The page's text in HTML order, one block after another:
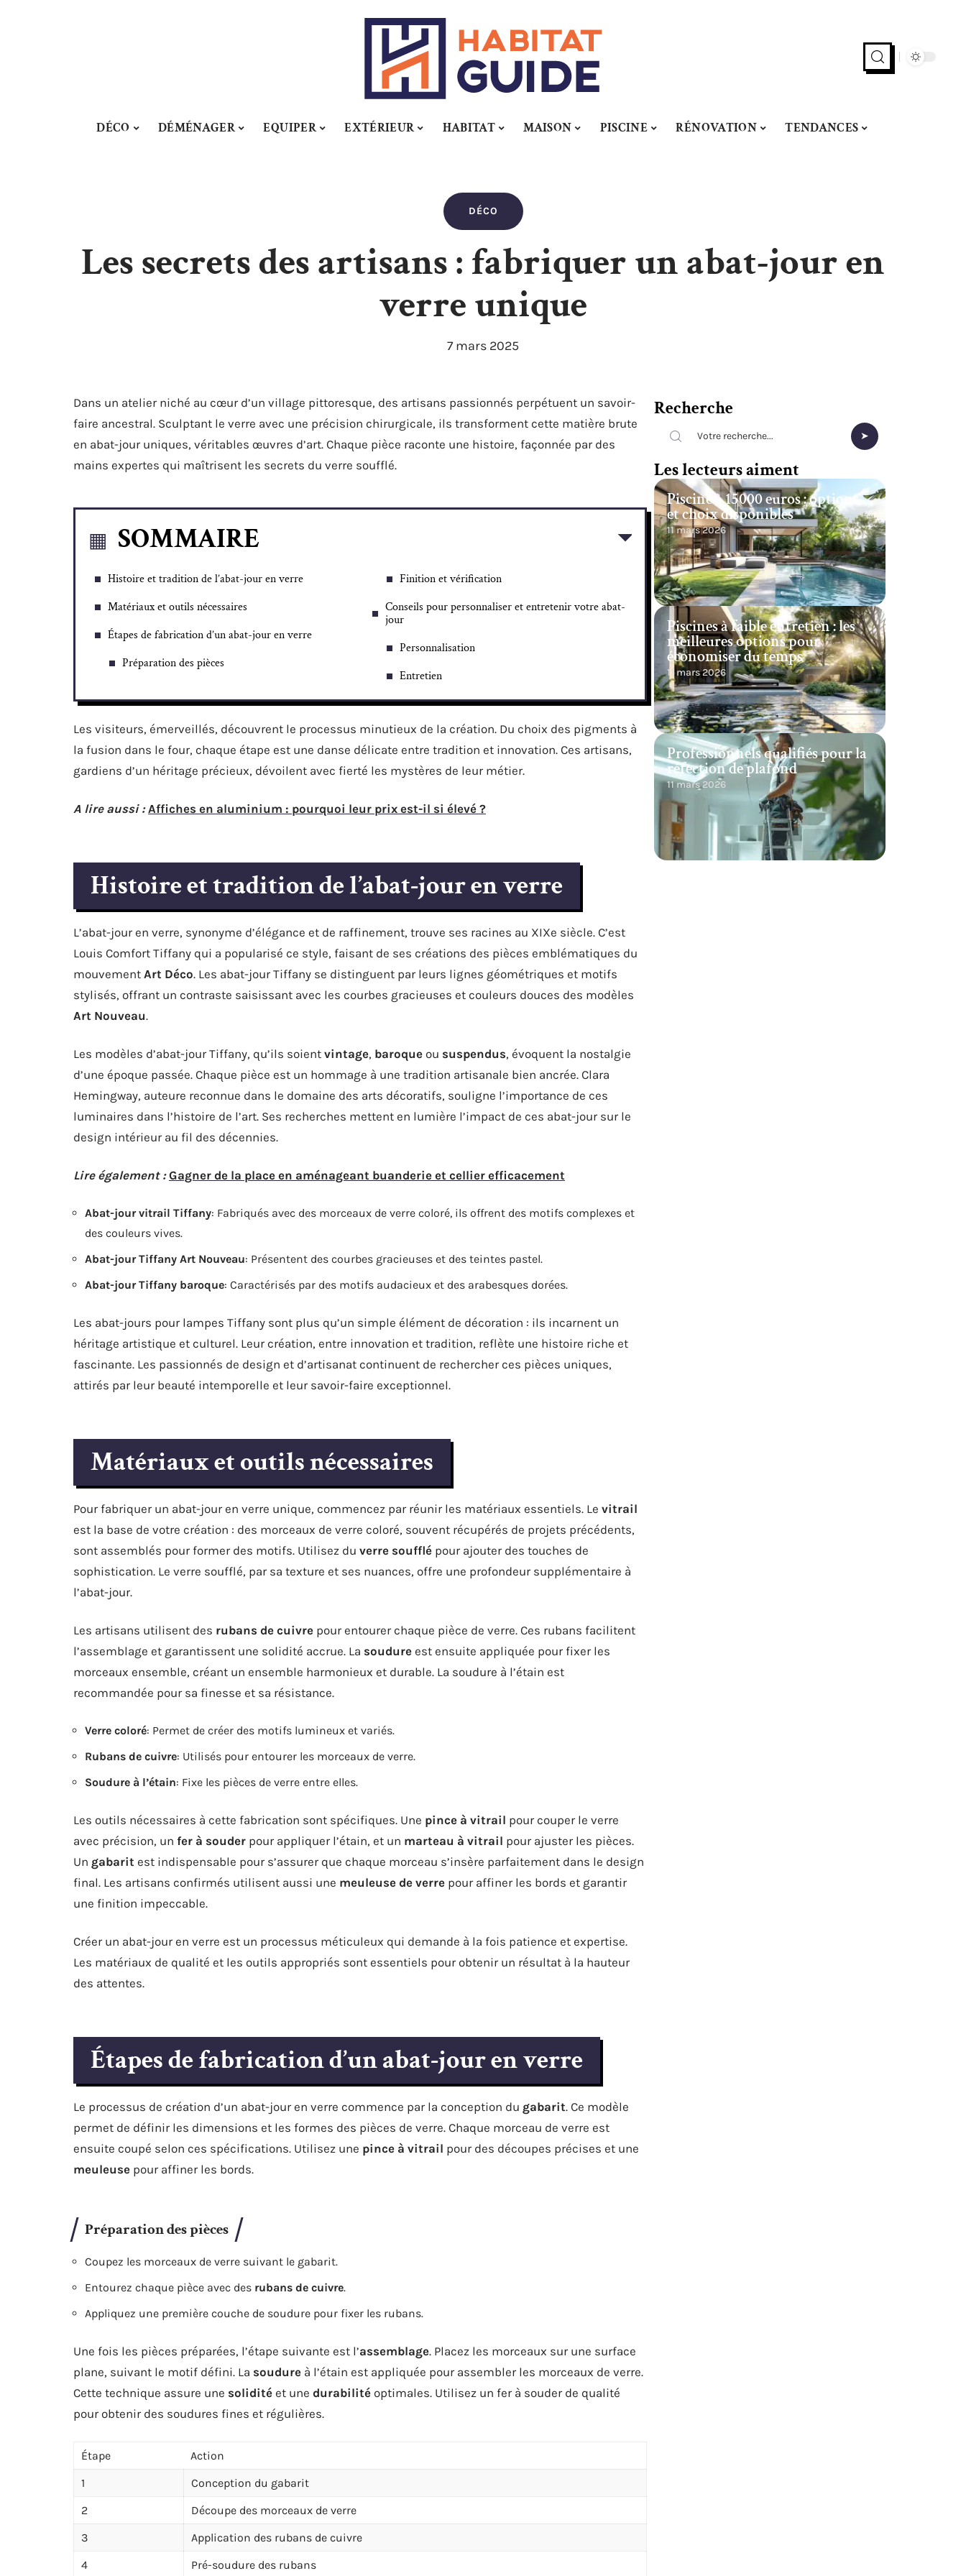
DÉCO DÉMÉNAGER EQUIPER EXTÉRIEUR HABITAT MAISON PISCINE RÉNOVATION TENDANCES
DÉCO
Les secrets des artisans : fabriquer un abat-jour en
verre unique
7 mars 2025
Dans un atelier niché au cœur d’un village pittoresque, des artisans passionnés perpétuent un savoir-
faire ancestral. Sculptant le verre avec une précision chirurgicale, ils transforment cette matière brute
en abat-jour uniques, véritables œuvres d’art. Chaque pièce raconte une histoire, façonnée par des
mains expertes qui maîtrisent les secrets du verre soufflé.
SOMMAIRE
Histoire et tradition de l’abat-jour en verre
Matériaux et outils nécessaires
Étapes de fabrication d’un abat-jour en verre
Préparation des pièces
Finition et vérification
Conseils pour personnaliser et entretenir votre abat-
jour
Personnalisation
Entretien
Les visiteurs, émerveillés, découvrent le processus minutieux de la création. Du choix des pigments à
la fusion dans le four, chaque étape est une danse délicate entre tradition et innovation. Ces artisans,
gardiens d’un héritage précieux, dévoilent avec fierté les mystères de leur métier.
A lire aussi : Affiches en aluminium : pourquoi leur prix est-il si élevé ?
Histoire et tradition de l’abat-jour en verre
L’abat-jour en verre, synonyme d’élégance et de raffinement, trouve ses racines au XIXe siècle. C’est
Louis Comfort Tiffany qui a popularisé ce style, faisant de ses créations des pièces emblématiques du
mouvement Art Déco. Les abat-jour Tiffany se distinguent par leurs lignes géométriques et motifs
stylisés, offrant un contraste saisissant avec les courbes gracieuses et couleurs douces des modèles
Art Nouveau.
Les modèles d’abat-jour Tiffany, qu’ils soient vintage, baroque ou suspendus, évoquent la nostalgie
d’une époque passée. Chaque pièce est un hommage à une tradition artisanale bien ancrée. Clara
Hemingway, auteure reconnue dans le domaine des arts décoratifs, souligne l’importance de ces
luminaires dans l’histoire de l’art. Ses recherches mettent en lumière l’impact de ces abat-jour sur le
design intérieur au fil des décennies.
Lire également : Gagner de la place en aménageant buanderie et cellier efficacement
Abat-jour vitrail Tiffany: Fabriqués avec des morceaux de verre coloré, ils offrent des motifs complexes et
des couleurs vives.
Abat-jour Tiffany Art Nouveau: Présentent des courbes gracieuses et des teintes pastel.
Abat-jour Tiffany baroque: Caractérisés par des motifs audacieux et des arabesques dorées.
Les abat-jours pour lampes Tiffany sont plus qu’un simple élément de décoration : ils incarnent un
héritage artistique et culturel. Leur création, entre innovation et tradition, reflète une histoire riche et
fascinante. Les passionnés de design et d’artisanat continuent de rechercher ces pièces uniques,
attirés par leur beauté intemporelle et leur savoir-faire exceptionnel.
Matériaux et outils nécessaires
Pour fabriquer un abat-jour en verre unique, commencez par réunir les matériaux essentiels. Le vitrail
est la base de votre création : des morceaux de verre coloré, souvent récupérés de projets précédents,
sont assemblés pour former des motifs. Utilisez du verre soufflé pour ajouter des touches de
sophistication. Le verre soufflé, par sa texture et ses nuances, offre une profondeur supplémentaire à
l’abat-jour.
Les artisans utilisent des rubans de cuivre pour entourer chaque pièce de verre. Ces rubans facilitent
l’assemblage et garantissent une solidité accrue. La soudure est ensuite appliquée pour fixer les
morceaux ensemble, créant un ensemble harmonieux et durable. La soudure à l’étain est
recommandée pour sa finesse et sa résistance.
Verre coloré: Permet de créer des motifs lumineux et variés.
Rubans de cuivre: Utilisés pour entourer les morceaux de verre.
Soudure à l’étain: Fixe les pièces de verre entre elles.
Les outils nécessaires à cette fabrication sont spécifiques. Une pince à vitrail pour couper le verre
avec précision, un fer à souder pour appliquer l’étain, et un marteau à vitrail pour ajuster les pièces.
Un gabarit est indispensable pour s’assurer que chaque morceau s’insère parfaitement dans le design
final. Les artisans confirmés utilisent aussi une meuleuse de verre pour affiner les bords et garantir
une finition impeccable.
Créer un abat-jour en verre est un processus méticuleux qui demande à la fois patience et expertise.
Les matériaux de qualité et les outils appropriés sont essentiels pour obtenir un résultat à la hauteur
des attentes.
Étapes de fabrication d’un abat-jour en verre
Le processus de création d’un abat-jour en verre commence par la conception du gabarit. Ce modèle
permet de définir les dimensions et les formes des pièces de verre. Chaque morceau de verre est
ensuite coupé selon ces spécifications. Utilisez une pince à vitrail pour des découpes précises et une
meuleuse pour affiner les bords.
Préparation des pièces
Coupez les morceaux de verre suivant le gabarit.
Entourez chaque pièce avec des rubans de cuivre.
Appliquez une première couche de soudure pour fixer les rubans.
Une fois les pièces préparées, l’étape suivante est l’assemblage. Placez les morceaux sur une surface
plane, suivant le motif défini. La soudure à l’étain est appliquée pour assembler les morceaux de verre.
Cette technique assure une solidité et une durabilité optimales. Utilisez un fer à souder de qualité
pour obtenir des soudures fines et régulières.
Étape
Action
1
Conception du gabarit
2
Découpe des morceaux de verre
3
Application des rubans de cuivre
4
Pré-soudure des rubans
Recherche
Les lecteurs aiment
Piscine à 15000 euros : options
et choix disponibles
11 mars 2026
Piscines à faible entretien : les
meilleures options pour
économiser du temps
11 mars 2026
Professionnels qualifiés pour la
réfection de plafond
11 mars 2026